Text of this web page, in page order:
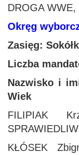
DROGA WWE,
Okręg
Zasięg:
Liczba
Nazwisko i
Wiek
FILIPIAK
KŁÓSEK